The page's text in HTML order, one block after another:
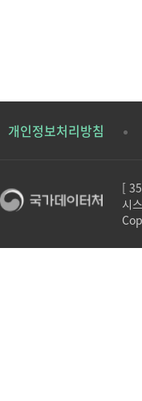
개인정보처리방침
[
시